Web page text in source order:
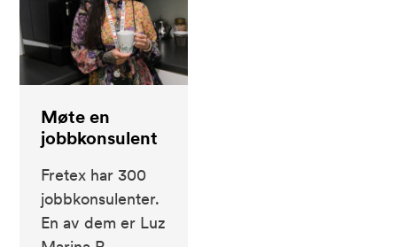
Møte en
jobbkonsulent
Fretex har 300
jobbkonsulenter.
En av dem er Luz